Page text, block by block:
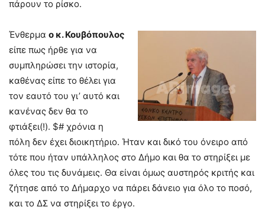
πάρουν το ρίσκο.
Ένθερμα ο κ. Κουβόπουλος
είπε πως ήρθε για να
συμπληρώσει την ιστορία,
καθένας είπε το θέλει για
τον εαυτό του γι’ αυτό και
κανένας δεν θα το
φτιάξει(!). $# χρόνια η
πόλη δεν έχει διοικητήριο. Ήταν και δικό του όνειρο από
τότε που ήταν υπάλληλος στο Δήμο και θα το στηρίξει με
όλες του τις δυνάμεις. Θα είναι όμως αυστηρός κριτής και
ζήτησε από το Δήμαρχο να πάρει δάνειο για όλο το ποσό,
και το ΔΣ να στηρίξει το έργο.